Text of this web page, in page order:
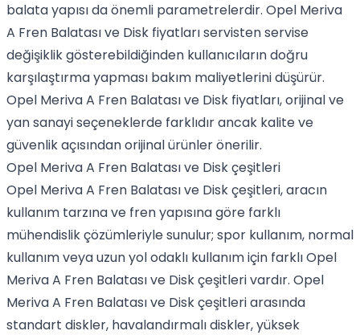
balata yapısı da önemli parametrelerdir. Opel Meriva
A Fren Balatası ve Disk fiyatları servisten servise
değişiklik gösterebildiğinden kullanıcıların doğru
karşılaştırma yapması bakım maliyetlerini düşürür.
Opel Meriva A Fren Balatası ve Disk fiyatları, orijinal ve
yan sanayi seçeneklerde farklıdır ancak kalite ve
güvenlik açısından orijinal ürünler önerilir.
Opel Meriva A Fren Balatası ve Disk çeşitleri
Opel Meriva A Fren Balatası ve Disk çeşitleri, aracın
kullanım tarzına ve fren yapısına göre farklı
mühendislik çözümleriyle sunulur; spor kullanım, normal
kullanım veya uzun yol odaklı kullanım için farklı Opel
Meriva A Fren Balatası ve Disk çeşitleri vardır. Opel
Meriva A Fren Balatası ve Disk çeşitleri arasında
standart diskler, havalandırmalı diskler, yüksek